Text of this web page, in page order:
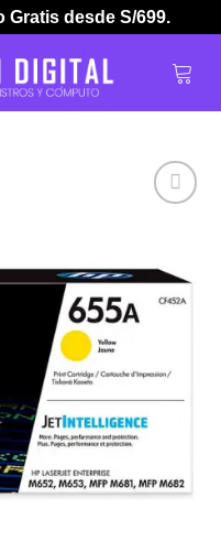
Gratis desde S/699.
a la
lista de
deseos